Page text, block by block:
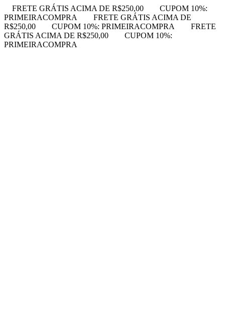
FRETE GRÁTIS ACIMA DE R$250,00
CUPOM 10%:
PRIMEIRACOMPRA
FRETE GRÁTIS ACIMA DE
R$250,00
CUPOM 10%: PRIMEIRACOMPRA
FRETE
GRÁTIS ACIMA DE R$250,00
CUPOM 10%:
PRIMEIRACOMPRA